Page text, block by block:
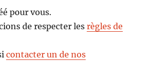
pour vous.
de respecter lesrègles de
contacter un de nos